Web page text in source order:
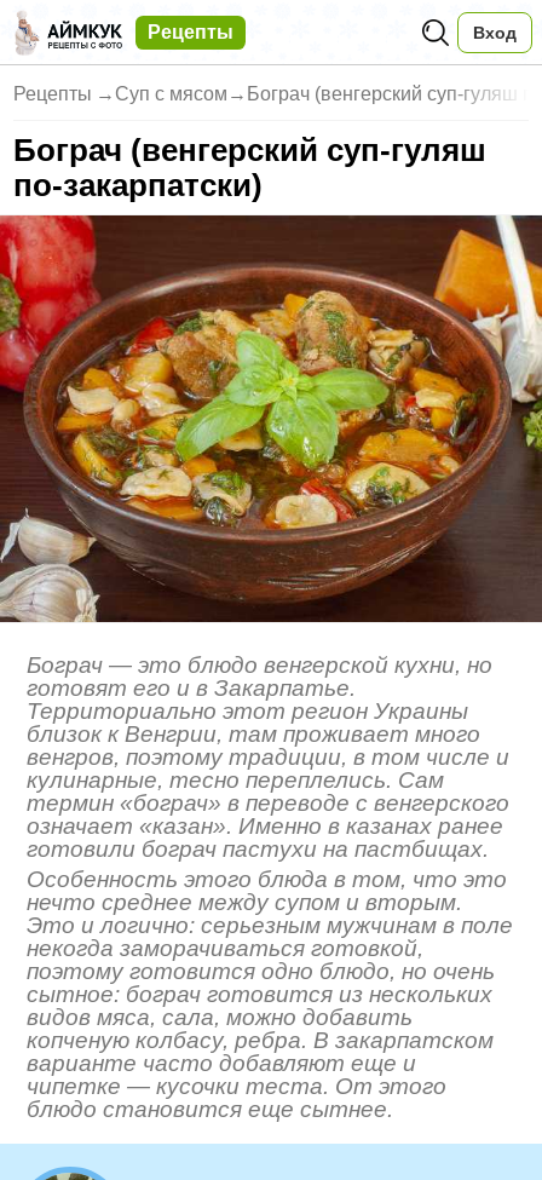
Рецепты Вход
Рецепты → Суп с мясом → Бограч (венгерский суп-гуляш п
Бограч (венгерский суп-гуляш
по-закарпатски)
Бограч — это блюдо венгерской кухни, но
готовят его и в Закарпатье.
Территориально этот регион Украины
близок к Венгрии, там проживает много
венгров, поэтому традиции, в том числе и
кулинарные, тесно переплелись. Сам
термин «бограч» в переводе с венгерского
означает «казан». Именно в казанах ранее
готовили бограч пастухи на пастбищах.
Особенность этого блюда в том, что это
нечто среднее между супом и вторым.
Это и логично: серьезным мужчинам в поле
некогда заморачиваться готовкой,
поэтому готовится одно блюдо, но очень
сытное: бограч готовится из нескольких
видов мяса, сала, можно добавить
копченую колбасу, ребра. В закарпатском
варианте часто добавляют еще и
чипетке — кусочки теста. От этого
блюдо становится еще сытнее.